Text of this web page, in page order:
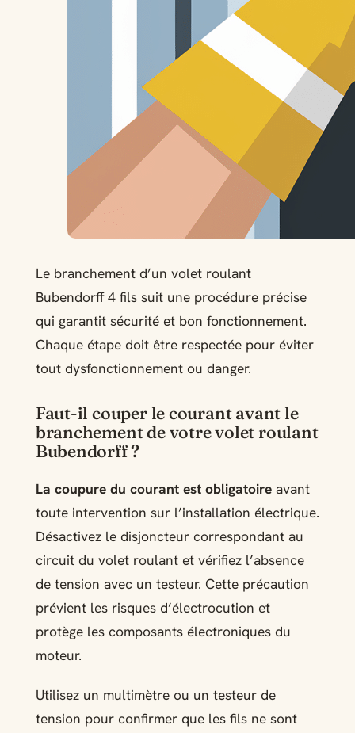
Le branchement d’un volet roulant
Bubendorff 4 fils suit une procédure précise
qui garantit sécurité et bon fonctionnement.
Chaque étape doit être respectée pour éviter
tout dysfonctionnement ou danger.
Faut-il couper le courant avant le
branchement de votre volet roulant
Bubendorff ?
La coupure du courant est obligatoireavant
toute intervention sur l’installation électrique.
Désactivez le disjoncteur correspondant au
circuit du volet roulant et vérifiez l’absence
de tension avec un testeur. Cette précaution
prévient les risques d’électrocution et
protège les composants électroniques du
moteur.
Utilisez un multimètre ou un testeur de
tension pour confirmer que les fils ne sont